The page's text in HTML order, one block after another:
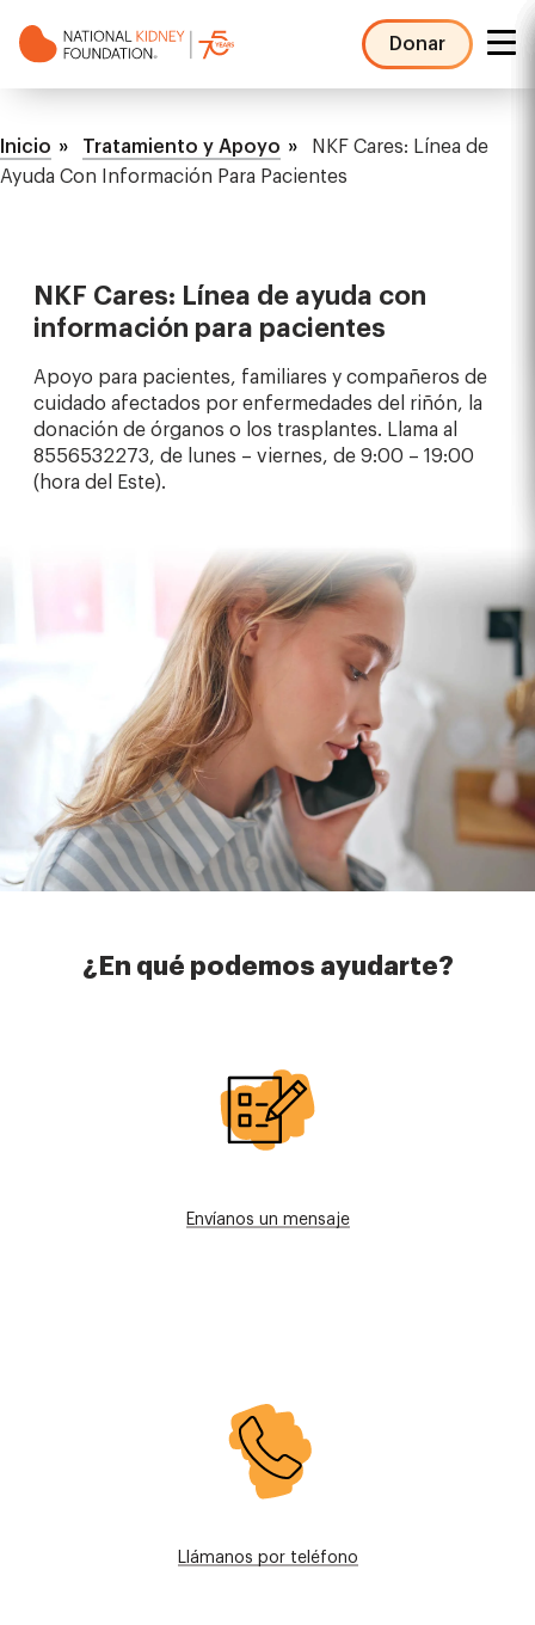
Donar
NKF
Menu
Ruta
de
Inicio Tratamiento y Apoyo
NKF Cares: Línea de
Ayuda Con Información Para Pacientes
NKF Cares: Línea de ayuda con
información para pacientes
Apoyo para pacientes, familiares y compañeros de
cuidado afectados por enfermedades del riñón, la
donación de órganos o los trasplantes. Llama al
8556532273, de lunes – viernes, de 9:00 – 19:00
(hora del Este).
¿En qué podemos ayudarte?
Envíanos un mensaje
Imagen
Llámanos por teléfono